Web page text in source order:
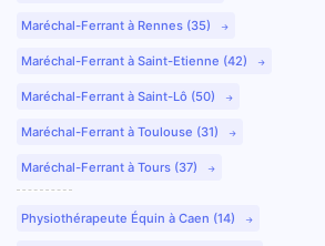
Maréchal-Ferrant à Rennes (35)
Maréchal-Ferrant à Saint-Etienne (42)
Maréchal-Ferrant à Saint-Lô (50)
Maréchal-Ferrant à Toulouse (31)
Maréchal-Ferrant à Tours (37)
Physiothérapeute Équin à Caen (14)